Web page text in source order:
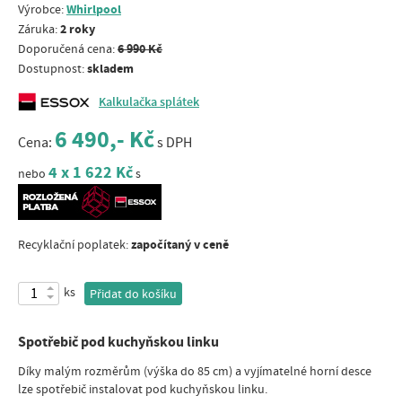
Výrobce:Whirlpool
Záruka:2 roky
Doporučená cena:6 990 Kč
Dostupnost:skladem
Kalkulačka splátek
Cena: 6 490,- Kčs DPH
nebo 4 x 1 622 Kčs
Recyklační poplatek:započítaný v ceně
ks Přidat do košíku
Spotřebič pod kuchyňskou linku
Díky malým rozměrům (výška do 85 cm) a vyjímatelné horní desce
lze spotřebič instalovat pod kuchyňskou linku.